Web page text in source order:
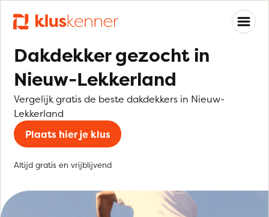
Dakdekker gezocht in
Nieuw-Lekkerland
Vergelijk gratis de beste dakdekkers in Nieuw-
Lekkerland
Plaats hier je klus
Altijd gratis en vrijblijvend